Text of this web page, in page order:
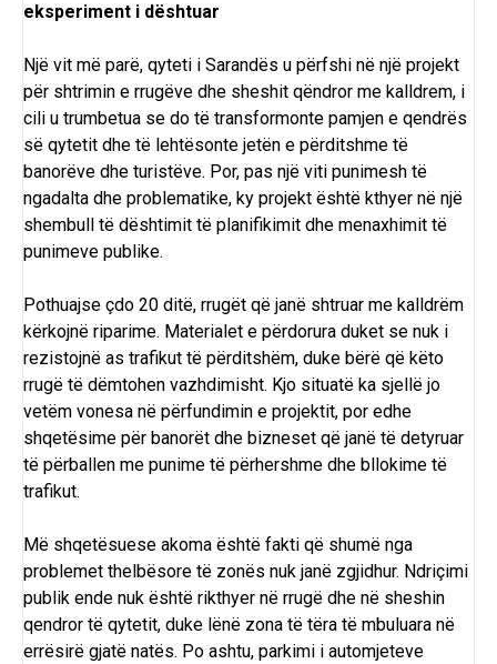
eksperiment i dështuar
Një vit më parë, qyteti i Sarandës u përfshi në një projekt
për shtrimin e rrugëve dhe sheshit qëndror me kalldrem, i
cili u trumbetua se do të transformonte pamjen e qendrës
së qytetit dhe të lehtësonte jetën e përditshme të
banorëve dhe turistëve. Por, pas një viti punimesh të
ngadalta dhe problematike, ky projekt është kthyer në një
shembull të dështimit të planifikimit dhe menaxhimit të
punimeve publike.
Pothuajse çdo 20 ditë, rrugët që janë shtruar me kalldrëm
kërkojnë riparime. Materialet e përdorura duket se nuk i
rezistojnë as trafikut të përditshëm, duke bërë që këto
rrugë të dëmtohen vazhdimisht. Kjo situatë ka sjellë jo
vetëm vonesa në përfundimin e projektit, por edhe
shqetësime për banorët dhe bizneset që janë të detyruar
të përballen me punime të përhershme dhe bllokime të
trafikut.
Më shqetësuese akoma është fakti që shumë nga
problemet thelbësore të zonës nuk janë zgjidhur. Ndriçimi
publik ende nuk është rikthyer në rrugë dhe në sheshin
qendror të qytetit, duke lënë zona të tëra të mbuluara në
errësirë gjatë natës. Po ashtu, parkimi i automjeteve